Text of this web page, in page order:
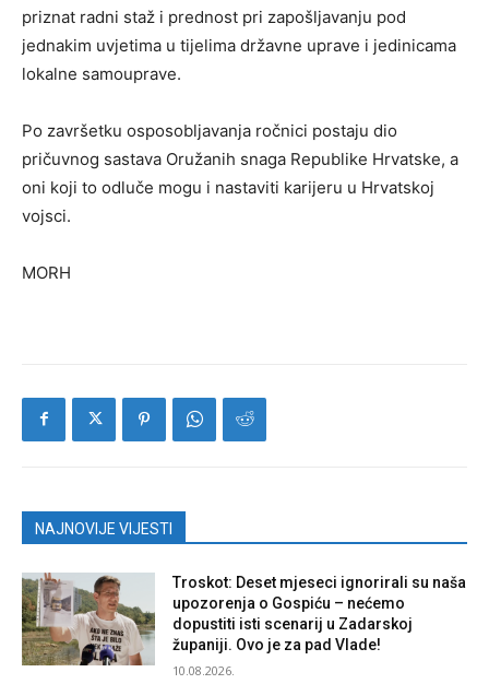
priznat radni staž i prednost pri zapošljavanju pod
jednakim uvjetima u tijelima državne uprave i jedinicama
lokalne samouprave.
Po završetku osposobljavanja ročnici postaju dio
pričuvnog sastava Oružanih snaga Republike Hrvatske, a
oni koji to odluče mogu i nastaviti karijeru u Hrvatskoj
vojsci.
MORH
NAJNOVIJE VIJESTI
Troskot: Deset mjeseci ignorirali su naša
upozorenja o Gospiću – nećemo
dopustiti isti scenarij u Zadarskoj
županiji. Ovo je za pad Vlade!
10.08.2026.